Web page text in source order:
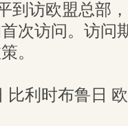
到访欧盟总部
次访问。访问
。
比利时布鲁日